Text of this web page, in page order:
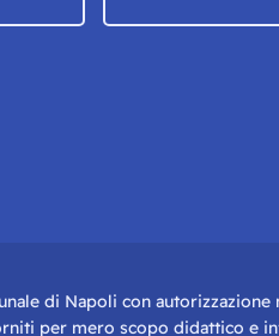
di Napoli con
per mero scopo didattico e